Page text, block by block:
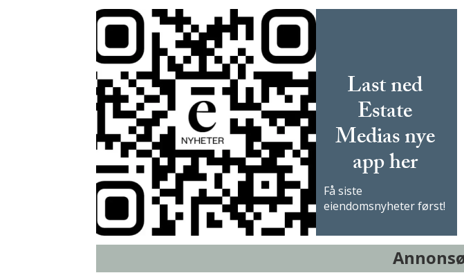
Last ned
Estate
Medias nye
app her
Få siste
eiendomsnyheter først!